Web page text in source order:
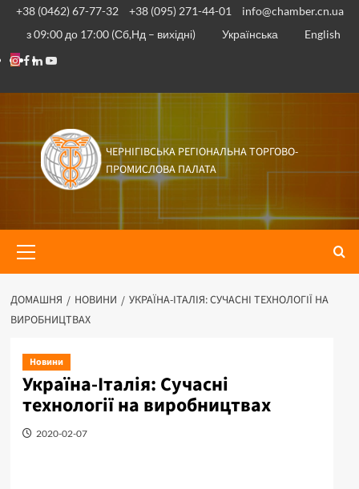
Перейти
вмісту
+38 (0462) 67-77-32 +38 (095) 271-44-01
info@chamber.cn.ua
з 09:00 до 17:00 (Сб,Нд – вихідні)
Українська
English
Instagram
Facebook
Linkedin
Youtube
ЧЕРНІГІВСЬКА РЕГІОНАЛЬНА ТОРГОВО-
ПРОМИСЛОВА ПАЛАТА
меню
ДОМАШНЯ НОВИНИ
УКРАЇНА-ІТАЛІЯ: СУЧАСНІ ТЕХНОЛОГІЇ НА
ВИРОБНИЦТВАХ
Новини
Україна-Італія: Сучасні
технології на виробництвах
2020-02-07